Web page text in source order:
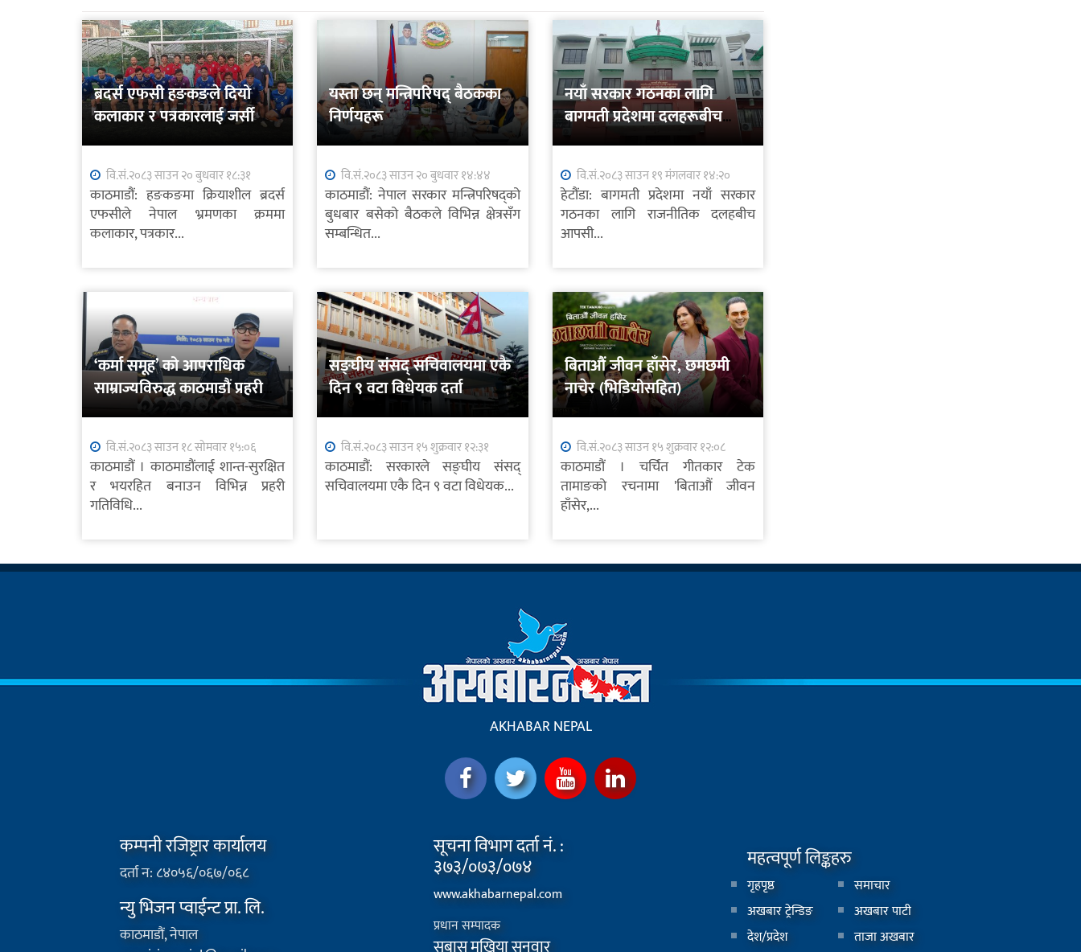
ब्रदर्स एफसी हङकङले दियो
कलाकार र पत्रकारलाई जर्सी
वि.सं.२०८३ साउन २० बुधवार १८:३१
काठमाडौं: हङकङमा क्रियाशील ब्रदर्स
एफसीले नेपाल भ्रमणका क्रममा
कलाकार, पत्रकार...
यस्ता छन् मन्त्रिपरिषद् बैठकका
निर्णयहरू
वि.सं.२०८३ साउन २० बुधवार १४:४४
काठमाडौं: नेपाल सरकार मन्त्रिपरिषद्को
बुधबार बसेको बैठकले विभिन्न क्षेत्रसँग
सम्बन्धित...
नयाँ सरकार गठनका लागि
बागमती प्रदेशमा दलहरूबीच
छलफल तीव्र
वि.सं.२०८३ साउन १९ मंगलवार १४:२०
हेटौंडा: बागमती प्रदेशमा नयाँ सरकार
गठनका लागि राजनीतिक दलहबीच
आपसी...
‘कर्मा समूह’ को आपराधिक
साम्राज्यविरुद्ध काठमाडौं प्रहरीको
प्रहार
वि.सं.२०८३ साउन १८ सोमवार १५:०६
काठमाडौं । काठमाडौंलाई शान्त-सुरक्षित
र भयरहित बनाउन विभिन्न प्रहरी
गतिविधि...
सङ्घीय संसद् सचिवालयमा एकै
दिन ९ वटा विधेयक दर्ता
वि.सं.२०८३ साउन १५ शुक्रवार १२:३१
काठमाडौं: सरकारले सङ्घीय संसद्
सचिवालयमा एकै दिन ९ वटा विधेयक...
बिताऔं जीवन हाँसेर, छमछमी
नाचेर (भिडियोसहित)
वि.सं.२०८३ साउन १५ शुक्रवार १२:०८
काठमाडौं । चर्चित गीतकार टेक
तामाङको रचनामा 'बिताऔं जीवन
हाँसेर,...
AKHABAR NEPAL
कम्पनी रजिष्ट्रार कार्यालय
दर्ता न: ८४०५६/०६७/०६८
न्यु भिजन प्वाईन्ट प्रा. लि.
काठमाडौं, नेपाल
सूचना विभाग दर्ता नं. :
३७३/०७३/०७४
www.akhabarnepal.com
प्रधान सम्पादक
महत्वपूर्ण लिङ्कहरु
गृहपृष्ठ
समाचार
अखबार ट्रेन्डिङ
अखबार पाटी
देश/प्रदेश
ताजा अखबार